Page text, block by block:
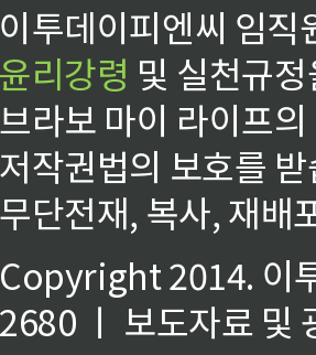
이투데이피엔씨 임
윤리강령 및 실천규
브라보 마이 라이프
저작권법의 보호를
무단전재, 복사, 재배
Copyright 2014. 이
2680 ㅣ 보도자료